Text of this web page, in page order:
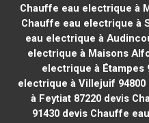
Chauffe eau electrique à
Chauffe eau electrique à
eau electrique à
electrique à Maisons
electrique à Étampes
electrique à Villejuif 94800
à Feytiat 87220 devis
91430devis Chauffe